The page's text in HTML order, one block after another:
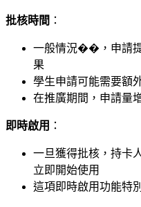
批核時間 ：
一般情況��，申請
果
學生申請可能需要額
在推廣期間，申請量
即時啟用 ：
一旦獲得批核，持卡
立即開始使用
這項即時啟用功能特